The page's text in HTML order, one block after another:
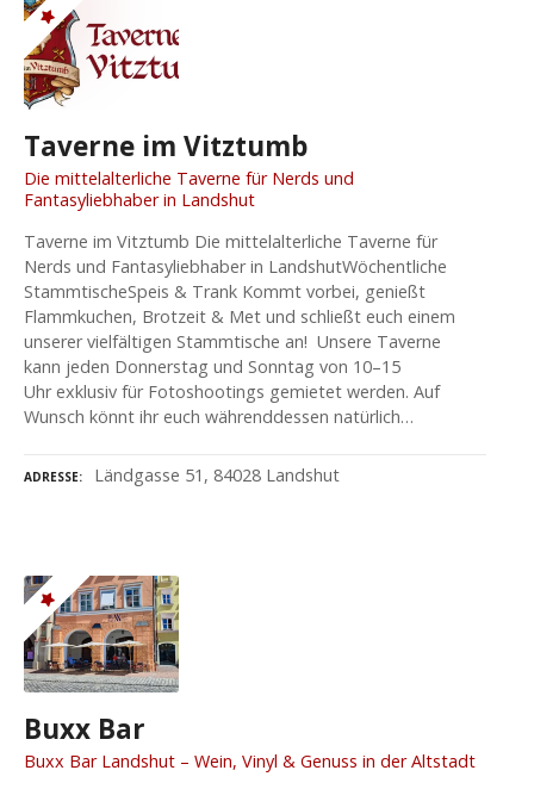
Taverne im Vitztumb
Die mittelalterliche Taverne für Nerds und
Fantasyliebhaber in Landshut
Taverne im Vitztumb Die mittelalterliche Taverne für
Nerds und Fantasyliebhaber in LandshutWöchentliche
StammtischeSpeis & Trank Kommt vorbei, genießt
Flammkuchen, Brotzeit & Met und schließt euch einem
unserer vielfältigen Stammtische an! Unsere Taverne
kann jeden Donnerstag und Sonntag von 10–15
Uhr exklusiv für Fotoshootings gemietet werden. Auf
Wunsch könnt ihr euch währenddessen natürlich…
ADRESSE Ländgasse 51, 84028 Landshut
Buxx Bar
Buxx Bar Landshut – Wein, Vinyl & Genuss in der Altstadt